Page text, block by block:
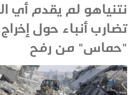
نتنياهو لم يقدم أي
تضارب أنباء حول
"حماس" من رفح